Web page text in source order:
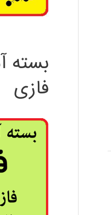
بسته
فازی